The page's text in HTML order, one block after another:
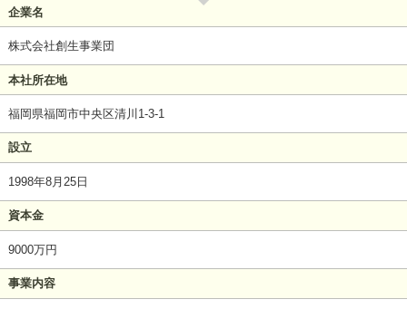
企業名
株式会社創生事業団
本社所在地
福岡県福岡市中央区清川1-3-1
設立
1998年8月25日
資本金
9000万円
事業内容